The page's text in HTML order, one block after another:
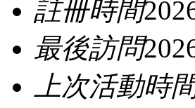
註冊時間
最後訪問
上次活動時